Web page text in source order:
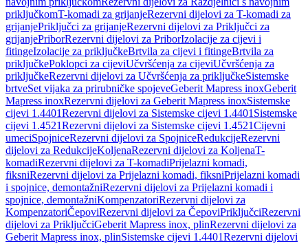
priključkomT-komadi za grijanjeRezervni dijelovi za T-komadi za
grijanjePriključci za grijanjeRezervni dijelovi za Priključci za
grijanjePriborRezervni dijelovi za PriborIzolacije za cijevi i
fitingeIzolacije za priključkeBrtvila za cijevi i fitingeBrtvila za
priključkePoklopci za cijeviUčvršćenja za cijeviUčvršćenja za
priključkeRezervni dijelovi za Učvršćenja za priključkeSistemske
brtveSet vijaka za prirubničke spojeveGeberit Mapress inoxGeberit
Mapress inoxRezervni dijelovi za Geberit Mapress inoxSistemske
cijevi 1.4401Rezervni dijelovi za Sistemske cijevi 1.4401 Sistemske
cijevi 1.4521Rezervni dijelovi za Sistemske cijevi 1.4521Cijevni
umeciSpojniceRezervni dijelovi za SpojniceRedukcijeRezervni
dijelovi za RedukcijeKoljenaRezervni dijelovi za KoljenaT-
komadiRezervni dijelovi za T-komadiPrijelazni komadi,
fiksniRezervni dijelovi za Prijelazni komadi, fiksniPrijelazni komadi
i spojnice, demontažniRezervni dijelovi za Prijelazni komadi i
spojnice, demontažniKompenzatoriRezervni dijelovi za
KompenzatoriČepoviRezervni dijelovi za ČepoviPriključciRezervni
dijelovi za PriključciGeberit Mapress inox, plinRezervni dijelovi za
Geberit Mapress inox, plinSistemske cijevi 1.4401Rezervni dijelovi